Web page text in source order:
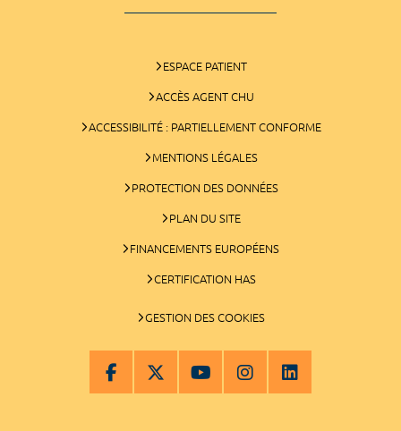
ESPACE PATIENT
ACCÈS AGENT CHU
ACCESSIBILITÉ : PARTIELLEMENT CONFORME
MENTIONS LÉGALES
PROTECTION DES DONNÉES
PLAN DU SITE
FINANCEMENTS EUROPÉENS
CERTIFICATION HAS
GESTION DES COOKIES